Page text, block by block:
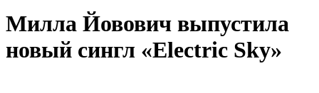
Милла Йовович выпустила
новый сингл «Electric Sky»